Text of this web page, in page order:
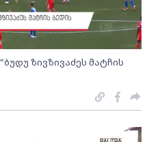
ზივზივაძეს მატჩის